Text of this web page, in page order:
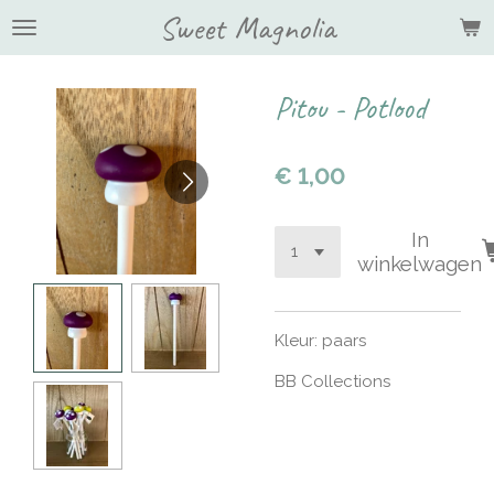
Ga
hoofdinhoud
Sweet Magnolia
Pitou - Potlood
€ 1,00
In
winkelwagen
Kleur: paars
BB Collections